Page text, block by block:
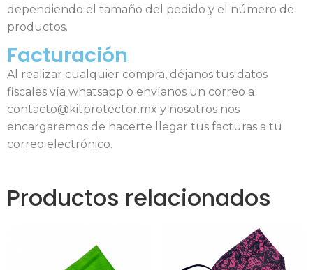
dependiendo el tamaño del pedido y el número de
productos.
Facturación
Al realizar cualquier compra, déjanos tus datos
fiscales vía whatsapp o envíanos un correo a
contacto@kitprotector.mx y nosotros nos
encargaremos de hacerte llegar tus facturas a tu
correo electrónico.
Productos relacionados